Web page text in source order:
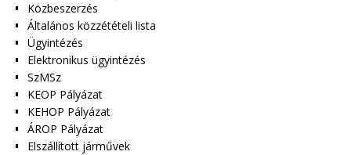
Közbeszerzés
Általános közzétételi lista
Ügyintézés
Elektronikus ügyintézés
SzMSz
KEOP Pályázat
KEHOP Pályázat
ÁROP Pályázat
Elszállított járművek